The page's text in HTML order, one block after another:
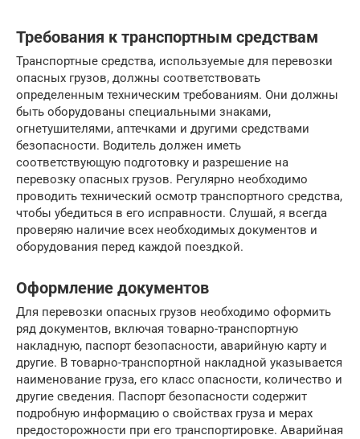
Требования к транспортным средствам
Транспортные средства, используемые для перевозки
опасных грузов, должны соответствовать
определенным техническим требованиям. Они должны
быть оборудованы специальными знаками,
огнетушителями, аптечками и другими средствами
безопасности. Водитель должен иметь
соответствующую подготовку и разрешение на
перевозку опасных грузов. Регулярно необходимо
проводить технический осмотр транспортного средства,
чтобы убедиться в его исправности. Слушай, я всегда
проверяю наличие всех необходимых документов и
оборудования перед каждой поездкой.
Оформление документов
Для перевозки опасных грузов необходимо оформить
ряд документов, включая товарно-транспортную
накладную, паспорт безопасности, аварийную карту и
другие. В товарно-транспортной накладной указывается
наименование груза, его класс опасности, количество и
другие сведения. Паспорт безопасности содержит
подробную информацию о свойствах груза и мерах
предосторожности при его транспортировке. Аварийная